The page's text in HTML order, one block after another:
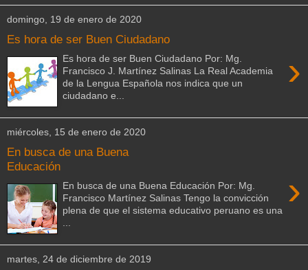
domingo, 19 de enero de 2020
Es hora de ser Buen Ciudadano
›
Es hora de ser Buen Ciudadano Por: Mg.
Francisco J. Martínez Salinas La Real Academia
de la Lengua Española nos indica que un
ciudadano e...
miércoles, 15 de enero de 2020
En busca de una Buena
Educación
›
En busca de una Buena Educación Por: Mg.
Francisco Martínez Salinas Tengo la convicción
plena de que el sistema educativo peruano es una
...
martes, 24 de diciembre de 2019